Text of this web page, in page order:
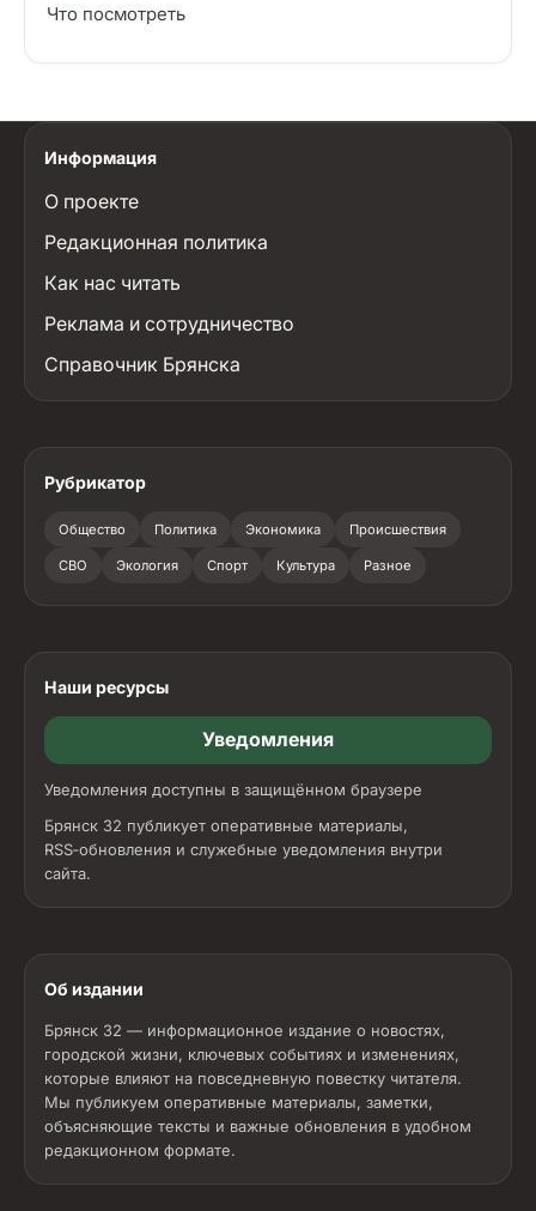
Что посмотреть
Информация
О проекте
Редакционная политика
Как нас читать
Реклама и сотрудничество
Справочник Брянска
Рубрикатор
Общество Политика Экономика Происшествия
СВО Экология Спорт Культура Разное
Наши ресурсы
Уведомления
Уведомления доступны в защищённом браузере
Брянск 32 публикует оперативные материалы,
RSS‑обновления и служебные уведомления внутри
сайта.
Об издании
Брянск 32 — информационное издание о новостях,
городской жизни, ключевых событиях и изменениях,
которые влияют на повседневную повестку читателя.
Мы публикуем оперативные материалы, заметки,
объясняющие тексты и важные обновления в удобном
редакционном формате.